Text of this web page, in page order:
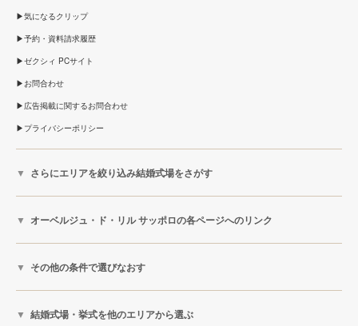
気になるクリップ
予約・資料請求履歴
ゼクシィ PCサイト
お問合わせ
広告掲載に関するお問合わせ
プライバシーポリシー
さらにエリアを絞り込み結婚式場をさがす
オーベルジュ・ド・リル サッポロの各ページへのリンク
その他の条件で選びなおす
結婚式場・挙式を他のエリアから選ぶ